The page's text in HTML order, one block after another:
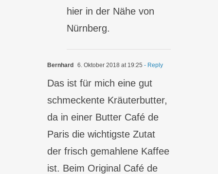
hier in der Nähe von
Nürnberg.
Bernhard 6. Oktober 2018 at 19:25 - Reply
Das ist für mich eine gut
schmeckente Kräuterbutter,
da in einer Butter Café de
Paris die wichtigste Zutat
der frisch gemahlene Kaffee
ist. Beim Original Café de